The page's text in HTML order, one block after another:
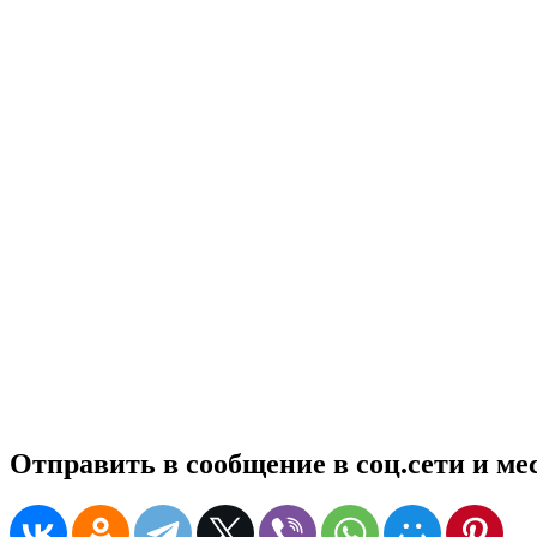
Отправить в сообщение в соц.сети и